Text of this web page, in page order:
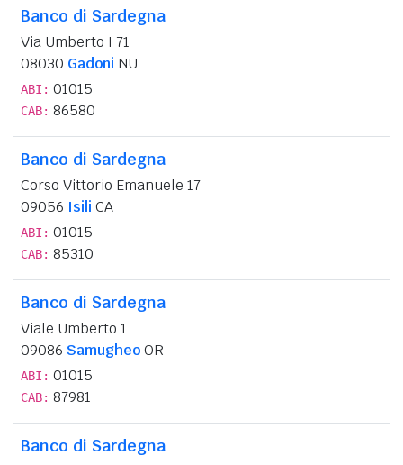
Banco di Sardegna
Via Umberto I 71
08030 Gadoni NU
ABI: 01015
CAB: 86580
Banco di Sardegna
Corso Vittorio Emanuele 17
09056 Isili CA
ABI: 01015
CAB: 85310
Banco di Sardegna
Viale Umberto 1
09086 SamugheoOR
ABI: 01015
CAB: 87981
Banco di Sardegna